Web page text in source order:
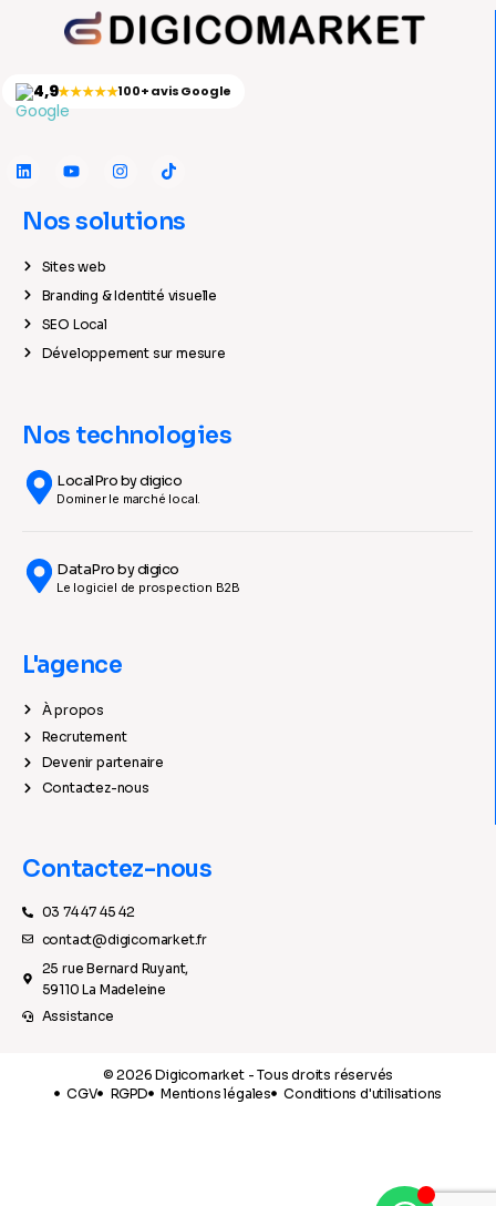
4,9★★★★★100+ avis Google
Nos solutions
Sites web
Branding & Identité visuelle
SEO Local
Développement sur mesure
Nos technologies
LocalPro by digico
Dominer le marché local.
DataPro by digico
Le logiciel de prospection B2B
L'agence
À propos
Recrutement
Devenir partenaire
Contactez-nous
Contactez-nous
03 74 47 45 42
contact@digicomarket.fr
25 rue Bernard Ruyant,
59110 La Madeleine
Assistance
© 2026 Digicomarket - Tous droits réservés
CGV
RGPD Mentions légales Conditions d'utilisations